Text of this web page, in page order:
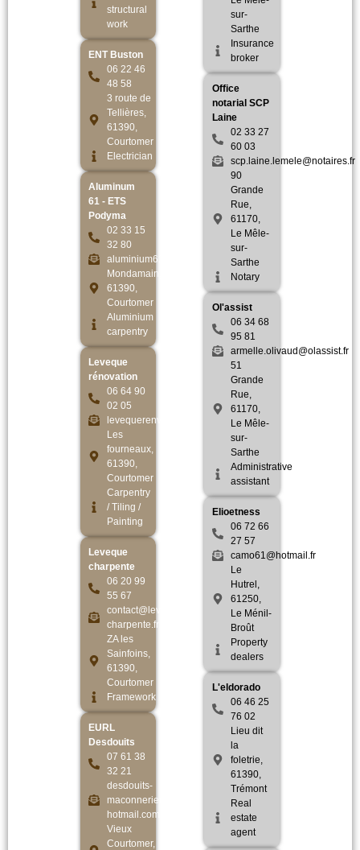
structural
work
ENT Buston
06 22 46
48 58
3 route de
Tellières,
61390,
Courtomer
Electrician
Aluminum
61 - ETS
Podyma
02 33 15
32 80
aluminium61.podyma@gmail.com
Mondamain,
61390,
Courtomer
Aluminium
carpentry
Leveque
rénovation
06 64 90
02 05
levequerenv@outlook.fr
Les
fourneaux,
61390,
Courtomer
Carpentry
/ Tiling /
Painting
Leveque
charpente
06 20 99
55 67
contact@leveque-
charpente.fr
ZA les
Sainfoins,
61390,
Courtomer
Framework
EURL
Desdouits
07 61 38
32 21
desdouits-
maconnerie@
hotmail.com
Vieux
Courtomer,
sur-
Sarthe
Insurance
broker
Office
notarial SCP
Laine
02 33 27
60 03
scp.laine.lemele@notaires.fr
90
Grande
Rue,
61170,
Le Mêle-
sur-
Sarthe
Notary
Ol'assist
06 34 68
95 81
armelle.olivaud@olassist.fr
51
Grande
Rue,
61170,
Le Mêle-
sur-
Sarthe
Administrative
assistant
Elioetness
06 72 66
27 57
camo61@hotmail.fr
Le
Hutrel,
61250,
Le Ménil-
Broût
Property
dealers
L'eldorado
06 46 25
76 02
Lieu dit
la
foletrie,
61390,
Trémont
Real
estate
agent